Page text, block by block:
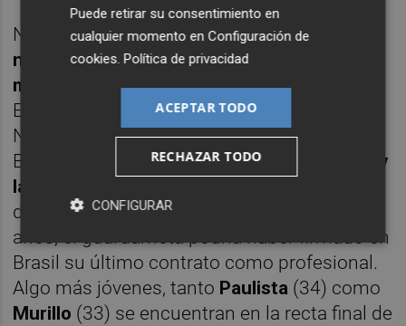
No obstante,pronto puede haber
novedades con varios de los jugadores
míticos
de aquella temporada 2018/2019.
Empezando por la portería, el brasileño
Norberto Neto acaba de marcharse al
Botafogo tras un paso breve por
Barcelona y
la Premier League
de asentarse como en Mestalla. Con 36
años, el guardameta podría haber firmado en
Brasil su último contrato como profesional.
Algo más jóvenes, tanto Paulista (34) como
Murillo (33) se encuentran en la recta final de
Puede retirar su consentimiento en
cualquier momento enConfiguración de
cookies .Política de privacidad
ACEPTAR TODO
RECHAZAR TODO
CONFIGURAR